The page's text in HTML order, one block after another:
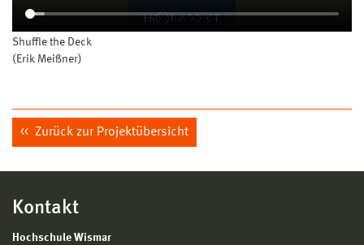
Shuffle the Deck
(Erik Meißner)
Zurück zur Projektübersicht
Kontakt
Hochschule Wismar